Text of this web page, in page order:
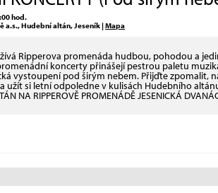
hod.
a.s., Hudební altán, Jeseník |Mapa
Ripperova promenáda hudbou, pohodou a
koncerty přinášejí pestrou paletu
vystoupení pod širým nebem. Přijďte zpomalit,
užít si letní odpoledne v kulisách Hudebního
NA RIPPEROVĚ PROMENÁDĚ JESENICKÁ